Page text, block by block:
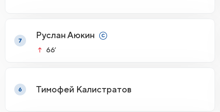
7
Руслан Аюкин
66’
6 Тимофей Калистратов